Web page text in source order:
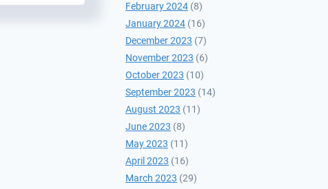
February 2024 (8)
January 2024 (16)
December 2023 (7)
November 2023 (6)
October 2023 (10)
September 2023 (14)
August 2023 (11)
June 2023 (8)
May 2023 (11)
April 2023 (16)
March 2023 (29)